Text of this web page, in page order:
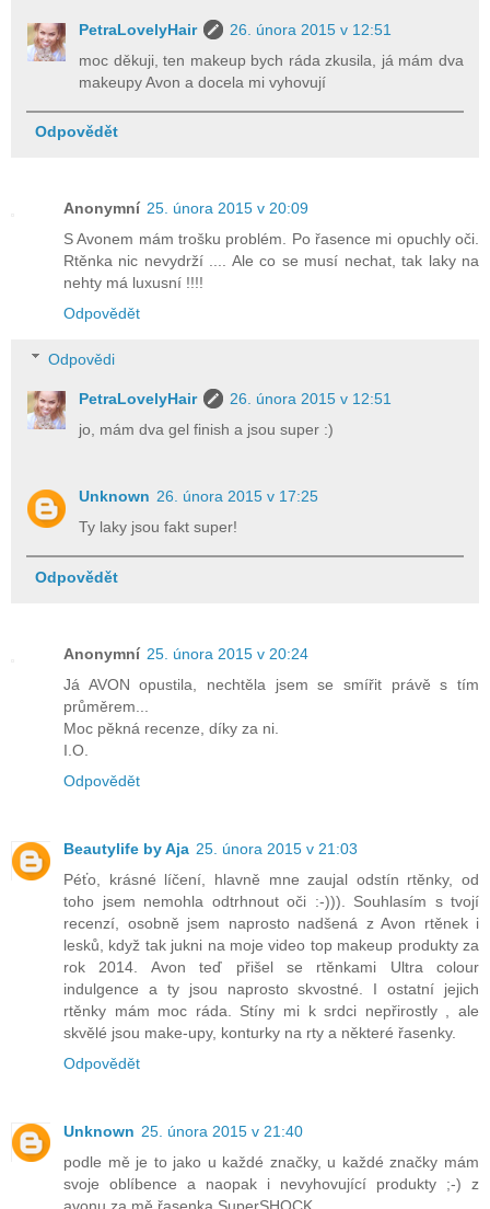
PetraLovelyHair
26. února 2015 v 12:51
moc děkuji, ten makeup bych ráda zkusila, já mám dva
makeupy Avon a docela mi vyhovují
Odpovědět
Anonymní 25. února 2015 v 20:09
S Avonem mám trošku problém. Po řasence mi opuchly oči.
Rtěnka nic nevydrží .... Ale co se musí nechat, tak laky na
nehty má luxusní !!!!
Odpovědět
Odpovědi
PetraLovelyHair
26. února 2015 v 12:51
jo, mám dva gel finish a jsou super :)
Unknown 26. února 2015 v 17:25
Ty laky jsou fakt super!
Odpovědět
Anonymní 25. února 2015 v 20:24
Já AVON opustila, nechtěla jsem se smířit právě s tím
průměrem...
Moc pěkná recenze, díky za ni.
I.O.
Odpovědět
Beautylife by Aja 25. února 2015 v 21:03
Péťo, krásné líčení, hlavně mne zaujal odstín rtěnky, od
toho jsem nemohla odtrhnout oči :-))). Souhlasím s tvojí
recenzí, osobně jsem naprosto nadšená z Avon rtěnek i
lesků, když tak jukni na moje video top makeup produkty za
rok 2014. Avon teď přišel se rtěnkami Ultra colour
indulgence a ty jsou naprosto skvostné. I ostatní jejich
rtěnky mám moc ráda. Stíny mi k srdci nepřirostly , ale
skvělé jsou make-upy, konturky na rty a některé řasenky.
Odpovědět
Unknown 25. února 2015 v 21:40
podle mě je to jako u každé značky, u každé značky mám
svoje oblíbence a naopak i nevyhovující produkty ;-) z
avonu za mě řasenka SuperSHOCK